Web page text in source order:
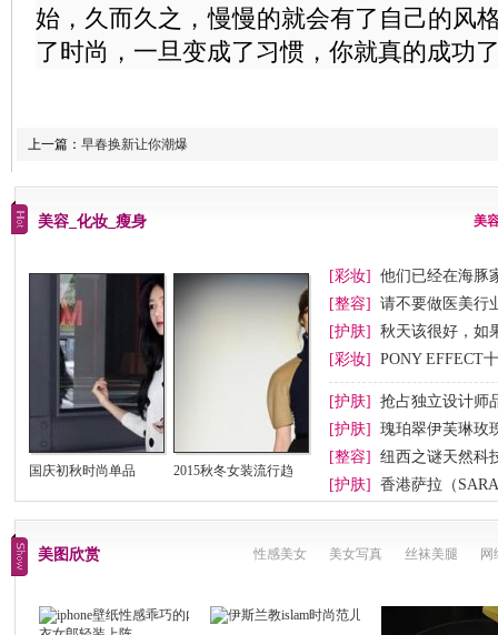
始，久而久之，慢慢的就会有了自己的风
了时尚，一旦变成了习惯，你就真的成功
上一篇： 早春换新让你潮爆
美容_化妆_瘦身 美
国庆初秋时尚单品 2015秋冬女装流行趋
[彩妆]
他们已经在海豚
[整容]
请不要做医美行
[护肤]
秋天该很好，如
[彩妆]
PONY EFFECT
节妆
[护肤]
抢占独立设计师
[护肤]
瑰珀翠伊芙琳玫
[整容]
纽西之谜天然科
[护肤]
香港萨拉（
美图欣赏 性感美女 美女写真 丝袜美腿 网